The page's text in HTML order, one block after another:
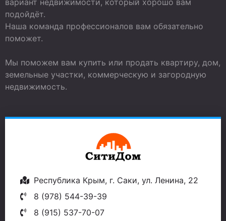
вариант недвижимости, который хорошо вам
подойдёт.
Наша команда профессионалов вам обязательно
поможет.
Мы поможем вам купить или продать квартиру, дом,
земельные участки, коммерческую и загородную
недвижимость.
Республика Крым, г. Саки, ул. Ленина, 22
8 (978) 544-39-39
8 (915) 537-70-07